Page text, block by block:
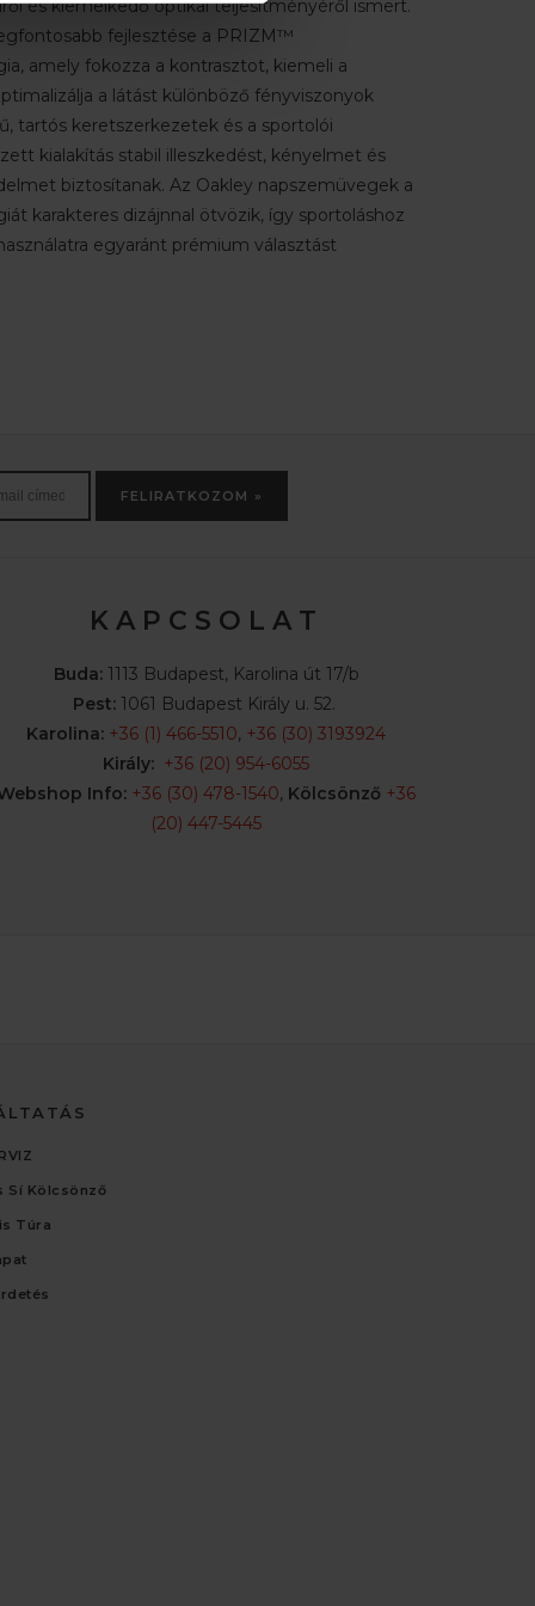
és kiemelkedő optikai teljesítményéről ismert.
fejlesztése a PRIZM™
amely fokozza a kontrasztot, kiemeli a
a látást különböző fényviszonyok
tartós keretszerkezetek és a sportolói
kialakítás stabil illeszkedést, kényelmet és
biztosítanak. Az Oakley napszemüvegek a
karakteres dizájnnal ötvözik, így sportoláshoz
egyaránt prémium választást
FELIRATKOZOM »
K A P C S O L A T
Buda:1113 Budapest, Karolina út 17/b
Pest:1061 Budapest Király u. 52.
Karolina: +36 (1) 466-5510, +36 (30) 3193924
Király: +36 (20) 954-6055
Info: +36 (30) 478-1540, Kölcsönző +36
(20) 447-5445
Sí Kölcsönző
Túra